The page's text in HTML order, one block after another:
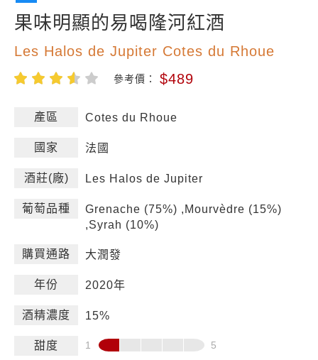
果味明顯的易喝隆河紅酒
Les Halos de Jupiter Cotes du Rhoue
參考價： $489
產區 Cotes du Rhoue
國家 法國
酒莊(廠) Les Halos de Jupiter
葡萄品種
Grenache (75%) ,Mourvèdre (15%)
,Syrah (10%)
購買通路 大潤發
年份 2020年
酒精濃度 15%
甜度